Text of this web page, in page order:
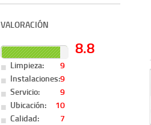
VALORACIÓN
8.8
Limpieza:
9
Instalaciones:9
Servicio:
9
Ubicación:
10
Calidad:
7